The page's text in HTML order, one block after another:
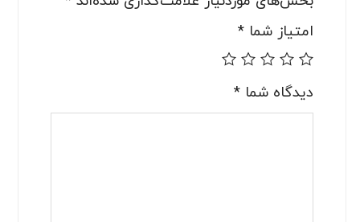
امتیاز شما*
دیدگاه شما*